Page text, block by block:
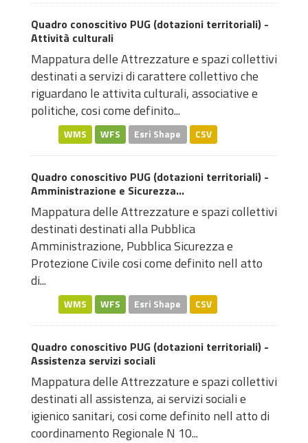
Quadro conoscitivo PUG (dotazioni territoriali) -
Attività culturali
Mappatura delle Attrezzature e spazi collettivi
destinati a servizi di carattere collettivo che
riguardano le attivita culturali, associative e
politiche, cosi come definito...
WMS WFS Esri Shape CSV
Quadro conoscitivo PUG (dotazioni territoriali) -
Amministrazione e Sicurezza...
Mappatura delle Attrezzature e spazi collettivi
destinati destinati alla Pubblica
Amministrazione, Pubblica Sicurezza e
Protezione Civile cosi come definito nell atto
di...
WMS WFS Esri Shape CSV
Quadro conoscitivo PUG (dotazioni territoriali) -
Assistenza servizi sociali
Mappatura delle Attrezzature e spazi collettivi
destinati all assistenza, ai servizi sociali e
igienico sanitari, cosi come definito nell atto di
coordinamento Regionale N 10...